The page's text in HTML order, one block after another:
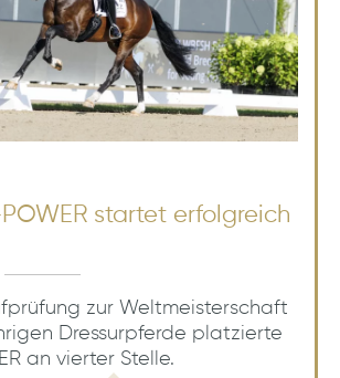
startet erfolgreich
zur Weltmeisterschaft
Dressurpferde platzierte
an vierter Stelle.